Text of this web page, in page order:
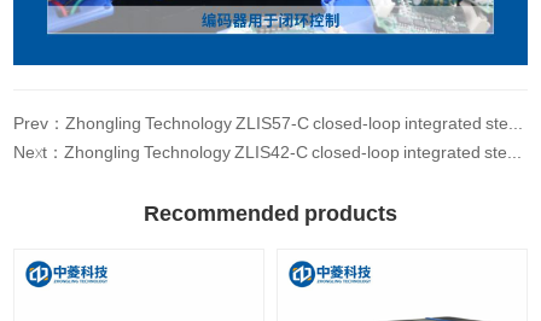
Prev：Zhongling Technology ZLIS57-C closed-loop integrated stepper motor 2N. m driver CANopen hybrid servo medical
Next：Zhongling Technology ZLIS42-C closed-loop integrated stepper motor driver CANopen communication medical equipment 0.7N m
Recommended products